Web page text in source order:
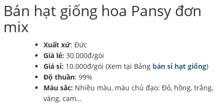
Bán hạt giống hoa Pansy đơn
mix
Xuất xứ: Đức
Giá lẻ: 30.000đ/gói
Giá sỉ: 10.000đ/gói (Xem tại Bảng bán sỉ hạt giống)
Độ thuần: 99%
Màu sắc: Nhiều màu, màu chủ đạo: Đỏ, hồng, trắng,
vàng, cam…